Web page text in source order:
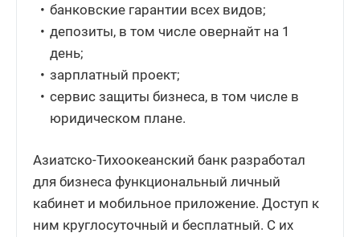
банковские гарантии всех видов;
депозиты, в том числе овернайт на 1
день;
зарплатный проект;
сервис защиты бизнеса, в том числе в
юридическом плане.
Азиатско-Тихоокеанский банк разработал
для бизнеса функциональный личный
кабинет и мобильное приложение. Доступ к
ним круглосуточный и бесплатный. С их